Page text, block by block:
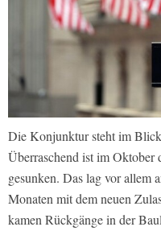
Die Konjunktur steht im
Überraschend ist im
gesunken. Das lag vor allem
Monaten mit dem neuen
kamen Rückgänge in der